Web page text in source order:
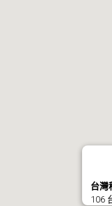
台灣
106